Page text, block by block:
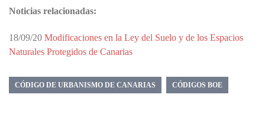
Noticias relacionadas:
18/09/20 Modificaciones en la Ley del Suelo y de los Espacios
Naturales Protegidos de Canarias
CÓDIGO DE URBANISMO DE CANARIAS CÓDIGOS BOE